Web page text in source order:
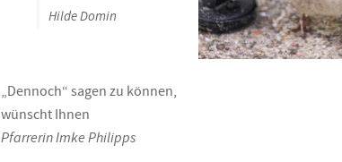
Hilde Domin
„Dennoch“ sagen zu können,
wünscht Ihnen
Pfarrerin Imke Philipps